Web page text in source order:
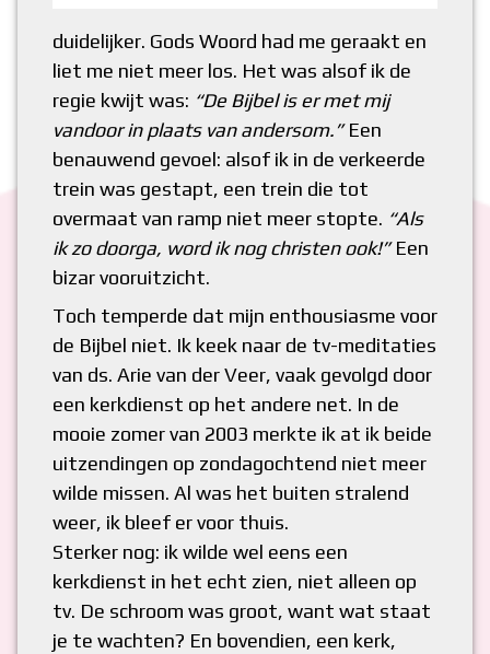
duidelijker. Gods Woord had me geraakt en
liet me niet meer los. Het was alsof ik de
regie kwijt was: “De Bijbel is er met mij
vandoor in plaats van andersom.”Een
benauwend gevoel: alsof ik in de verkeerde
trein was gestapt, een trein die tot
overmaat van ramp niet meer stopte. “Als
ik zo doorga, word ik nog christen ook!”Een
bizar vooruitzicht.
Toch temperde dat mijn enthousiasme voor
de Bijbel niet. Ik keek naar de tv-meditaties
van ds. Arie van der Veer, vaak gevolgd door
een kerkdienst op het andere net. In de
mooie zomer van 2003 merkte ik at ik beide
uitzendingen op zondagochtend niet meer
wilde missen. Al was het buiten stralend
weer, ik bleef er voor thuis.
Sterker nog: ik wilde wel eens een
kerkdienst in het echt zien, niet alleen op
tv. De schroom was groot, want wat staat
je te wachten? En bovendien, een kerk,